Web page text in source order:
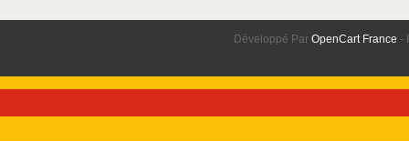
Développé Par OpenCart France -